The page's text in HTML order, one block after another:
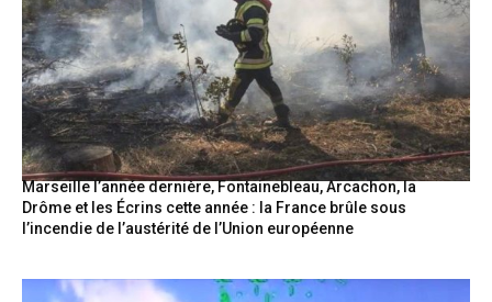
Marseille l’année dernière, Fontainebleau, Arcachon, la
Drôme et les Écrins cette année : la France brûle sous
l’incendie de l’austérité de l’Union européenne